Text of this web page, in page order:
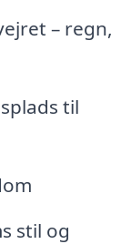
– regn,
til
stil og